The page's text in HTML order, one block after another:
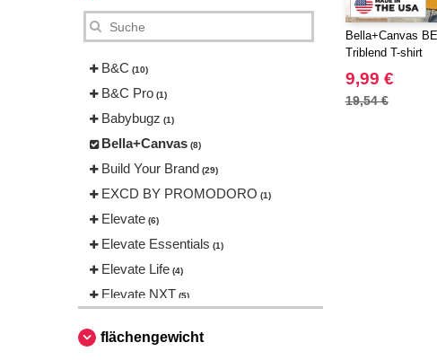
B&C (10)
B&C Pro (1)
Babybugz (1)
Bella+Canvas (8)
Build Your Brand (29)
EXCD BY PROMODORO (1)
Elevate (6)
Elevate Essentials (1)
Elevate Life (4)
Elevate NXT (5)
(2) flächengewicht
Bella+Canvas
Triblend T-shirt
9,99 €
19,54 €